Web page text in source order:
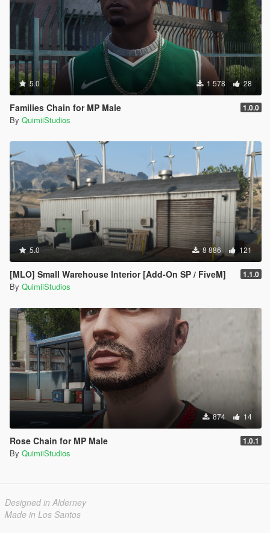
5.0 1 578 28
Families Chain for MP Male 1.0.0
By QuimiiStudios
5.0 8 886 121
[MLO] Small Warehouse Interior [Add-On SP / FiveM] 1.1.0
By QuimiiStudios
874 14
Rose Chain for MP Male 1.0.1
By QuimiiStudios
Designed in Alderney
Made in Los Santos